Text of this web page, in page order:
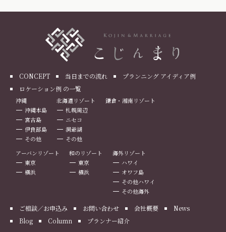
CONCEPT 当日までの流れ
プランニング アイディア例
ロケーション例 の一覧
沖縄
沖縄本島
宮古島
伊良部島
その他
北海道リゾート
札幌周辺
ニセコ
洞爺湖
その他
鎌倉・湘南リゾート
アーバンリゾート
東京
横浜
和のリゾート
東京
横浜
海外リゾート
ハワイ
オワフ島
その他ハワイ
その他海外
ご相談／お申込み お問い合わせ 会社概要
News
Blog
Column プランナー紹介